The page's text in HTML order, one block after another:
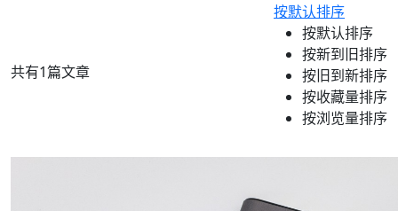
共有1篇文章
按默认排序
按默认排序
按新到旧排序
按旧到新排序
按收藏量排序
按浏览量排序